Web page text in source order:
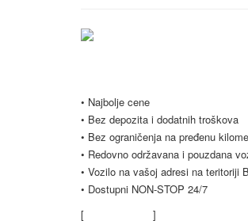
• Najbolje cene
• Bez depozita i dodatnih troškova
• Bez ograničenja na pređenu
• Redovno održavana i pouzdana
• Vozilo na vašoj adresi na teritoriji
• Dostupni NON-STOP 24/7
[
]